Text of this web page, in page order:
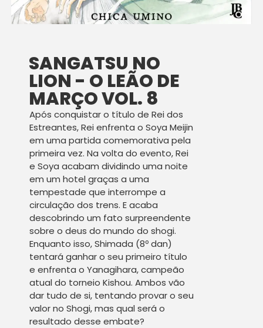
SANGATSU NO
LION - O LEÃO DE
MARÇO VOL. 8
Após conquistar o título de Rei dos
Estreantes, Rei enfrenta o Soya Meijin
em uma partida comemorativa pela
primeira vez. Na volta do evento, Rei
e Soya acabam dividindo uma noite
em um hotel graças a uma
tempestade que interrompe a
circulação dos trens. E acaba
descobrindo um fato surpreendente
sobre o deus do mundo do shogi.
Enquanto isso, Shimada (8º dan)
tentará ganhar o seu primeiro título
e enfrenta o Yanagihara, campeão
atual do torneio Kishou. Ambos vão
dar tudo de si, tentando provar o seu
valor no Shogi, mas qual será o
resultado desse embate?